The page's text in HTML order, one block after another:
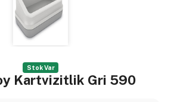
Stok Var
Kartvizitlik Gri 590